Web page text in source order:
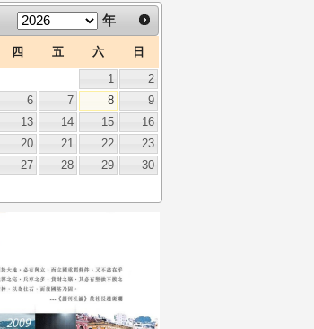
年
四 五 六 日
1
2
6 7 8
9
13 14 15
16
20 21 22
23
27 28 29
30